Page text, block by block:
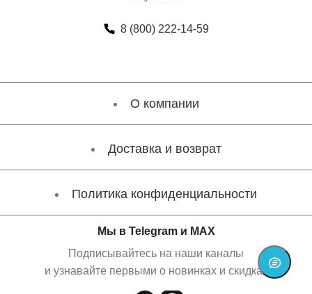
8 (800) 222-14-59
О компании
Доставка и возврат
Политика конфиденциальности
Мы в Telegram и MAX
Подписывайтесь на наши каналы
и узнавайте первыми о новинках и скидках